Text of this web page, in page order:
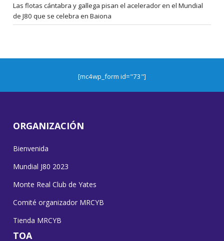
Las flotas cántabra y gallega pisan el acelerador en el Mundial
de J80 que se celebra en Baiona
[mc4wp_form id="73"]
ORGANIZACIÓN
Bienvenida
Mundial J80 2023
Monte Real Club de Yates
Comité organizador MRCYB
Tienda MRCYB
TOA